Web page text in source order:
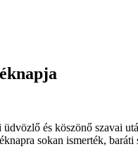
és köszönő szavai
sokan ismerték,